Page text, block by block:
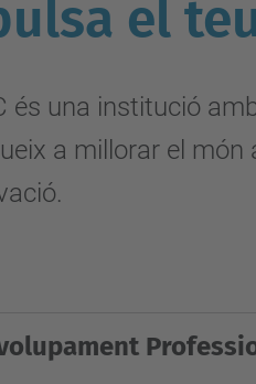
el
és una institució
a millorar el món